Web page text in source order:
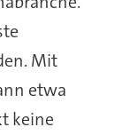
Mit
etwa
keine